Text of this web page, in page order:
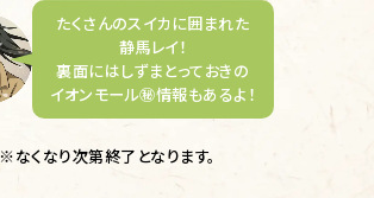
たくさんのスイカに囲まれた
静馬レイ！
裏面にはしずまとっておきの
イオンモール㊙情報もあるよ！
※なくなり次第終了となります。